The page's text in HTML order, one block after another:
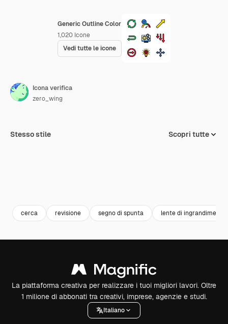
Generic Outline Color
1,020 Icone
Vedi tutte le icone
Icona verifica
zero_wing
Stesso stile Scopri tutte
cerca revisione segno di spunta lente di ingrandimento
La piattaforma creativa per realizzare i tuoi migliori lavori. Oltre
1 milione di abbonati tra creativi, imprese, agenzie e studi.
Italiano